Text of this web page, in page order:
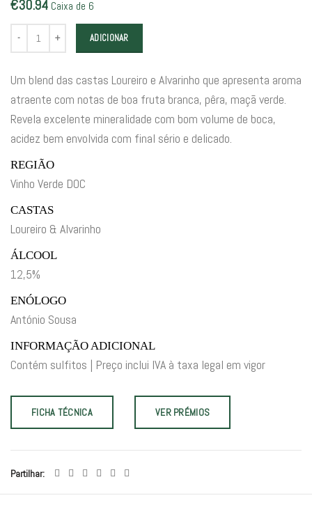
€30.94 Caixa de 6
Um blend das castas Loureiro e Alvarinho que apresenta aroma
atraente com notas de boa fruta branca, pêra, maçã verde.
Revela excelente mineralidade com bom volume de boca,
acidez bem envolvida com final sério e delicado.
REGIÃO
Vinho Verde DOC
CASTAS
Loureiro & Alvarinho
ÁLCOOL
12,5%
ENÓLOGO
António Sousa
INFORMAÇÃO ADICIONAL
Contém sulfitos | Preço inclui IVA à taxa legal em vigor
FICHA TÉCNICA VER PRÉMIOS
Quantidade de Encostas de Caíz Loureiro & Alvarinho
ADICIONAR
Partilhar